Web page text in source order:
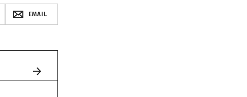
EMAIL